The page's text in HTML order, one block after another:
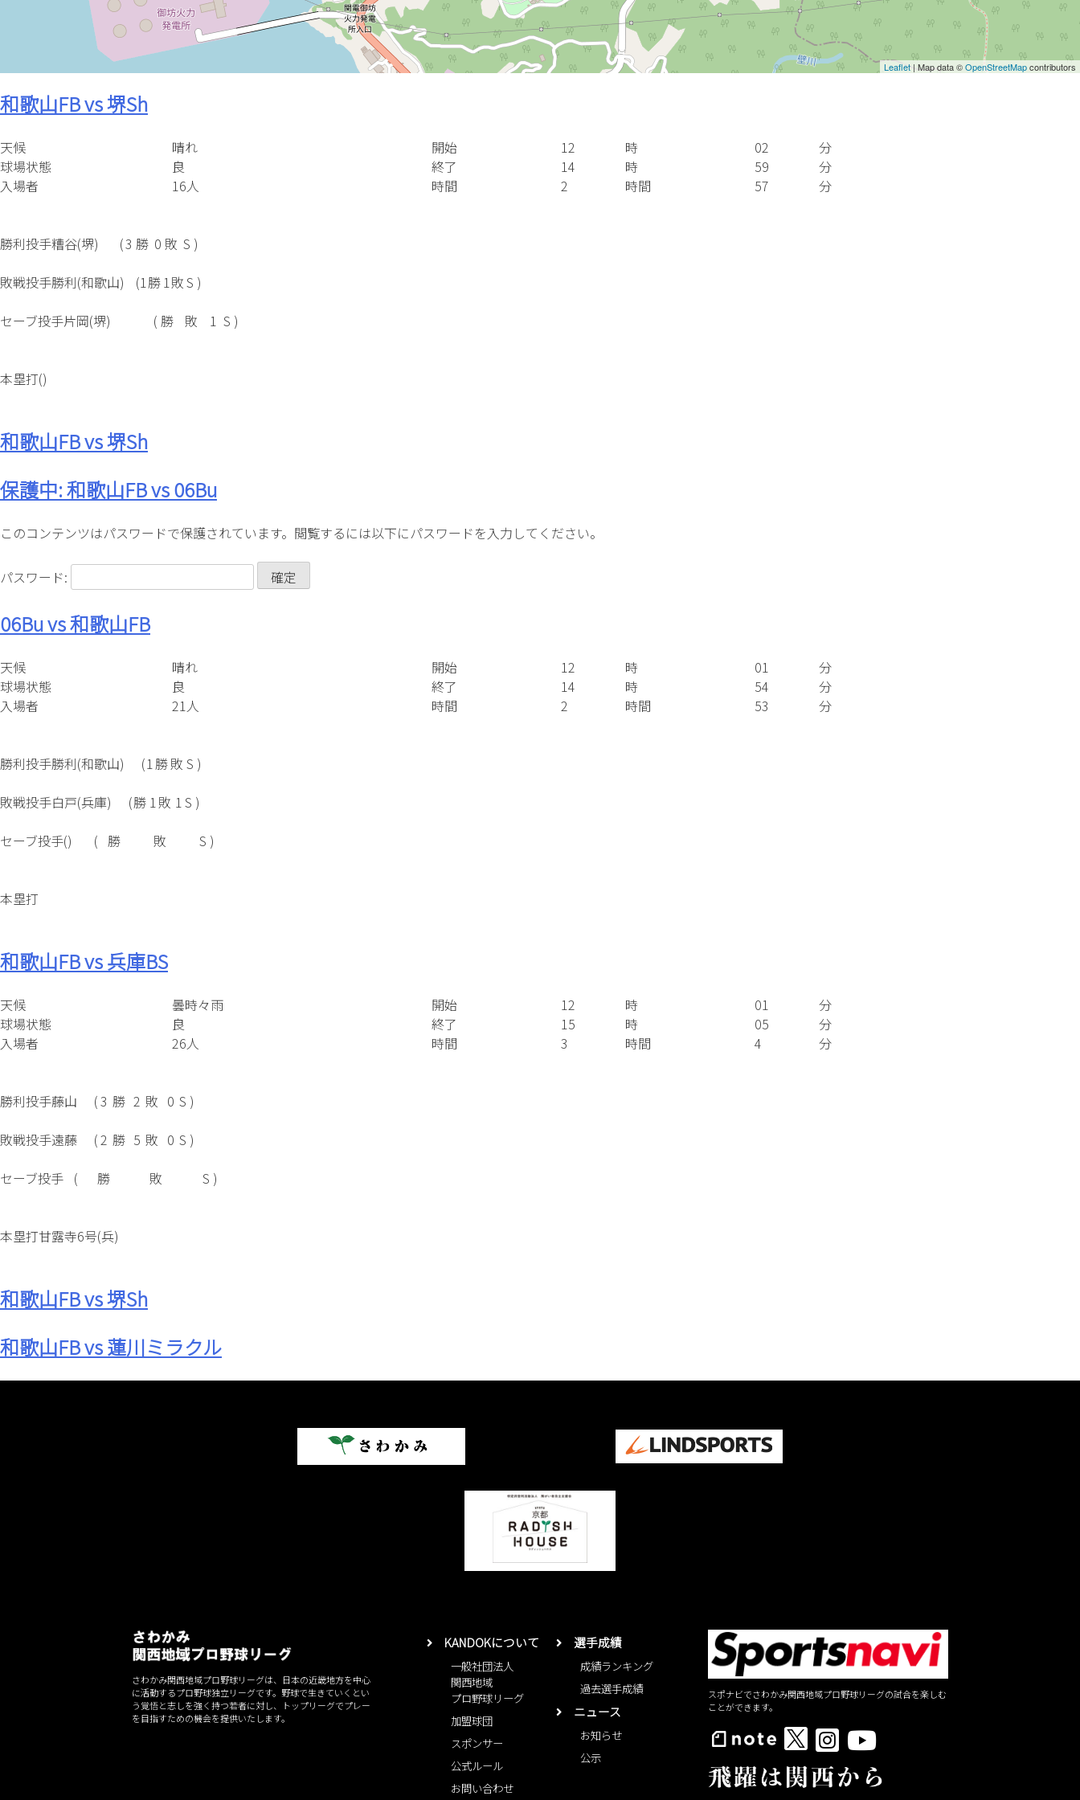
Leaflet | Map data ©OpenStreetMapcontributors
和歌山FB vs 堺Sh
天候
晴れ
球場状態
良
入場者
16人
開始 12 時 02
分
終了
14 時 59
分
時間
2 時間 57 分
勝利投手糟谷(堺) (3 勝 0 敗 S )
敗戦投手勝利(和歌山) (1勝1敗S )
セーブ投手片岡(堺) ( 勝 敗 1 S )
本塁打()
和歌山FB vs 堺Sh
保護中: 和歌山FB vs 06Bu
このコンテンツはパスワードで保護されています。閲覧するには以下にパスワードを入力してください。
パスワード:
06Bu vs 和歌山FB
天候
晴れ
球場状態
良
入場者
21人
開始 12 時 01
分
終了
14 時 54
分
時間
2 時間 53 分
勝利投手勝利(和歌山) (1 勝敗 S )
敗戦投手白戸(兵庫) (勝 1 敗 1 S )
セーブ投手() ( 勝 敗 S )
本塁打
和歌山FB vs 兵庫BS
天候
曇時々雨
球場状態
良
入場者
26人
開始 12 時 01
分
終了
15 時 05
分
時間
3 時間 4 分
勝利投手藤山 (3 勝 2 敗 0 S )
敗戦投手遠藤 (2 勝 5 敗 0 S )
セーブ投手 ( 勝 敗 S )
本塁打甘露寺6号(兵)
和歌山FB vs 堺Sh
和歌山FB vs 蓮川ミラクル
さわかみ関西地域プロ野球リーグは、日本の近畿地方を中心
に活動するプロ野球独立リーグです。野球で生きていくとい
う覚悟と志しを強く持つ若者に対し、トップリーグでプレー
を目指すための機会を提供いたします。
KANDOKについて
一般社団法人
関西地域
プロ野球リーグ
加盟球団
スポンサー
公式ルール
お問い合わせ
選手成績
成績ランキング
過去選手成績
ニュース
お知らせ
公示
スポナビでさわかみ関西地域プロ野球リーグの試合を楽しむ
ことができます。